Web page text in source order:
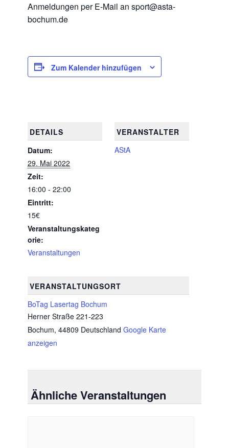
Anmeldungen per E-Mail an sport@asta-
bochum.de
Zum Kalender hinzufügen
DETAILS
Datum:
29. Mai 2022
Zeit:
16:00 - 22:00
Eintritt:
15€
Veranstaltungskateg
orie:
Veranstaltungen
VERANSTALTUNGSORT
BoTag Lasertag Bochum
Herner Straße 221-223
Bochum, 44809 Deutschland Google Karte
anzeigen
VERANSTALTER
AStA
Ähnliche Veranstaltungen